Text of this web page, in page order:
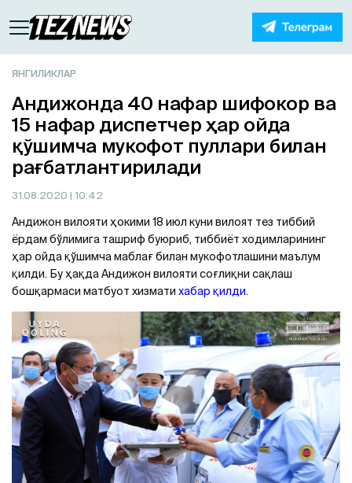
ЯНГИЛИКЛАР
Aндижонда 40 нафар шифокор ва
15 нафар диспетчер ҳар ойда
қўшимча мукофот пуллари билан
рағбатлантирилади
31.08.2020 | 10:42
Aндижон вилояти ҳокими 18 июл куни вилоят тез тиббий
ёрдам бўлимига ташриф буюриб, тиббиёт ходимларининг
ҳар ойда қўшимча маблағ билан мукофотлашини маълум
қилди. Бу ҳақда Aндижон вилояти соғлиқни сақлаш
бошқармаси матбуот хизмати хабар қилди.